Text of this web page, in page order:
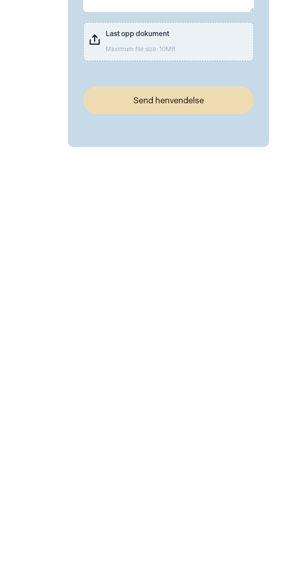
Last opp dokument
Maximum file size: 10MB
Send henvendelse